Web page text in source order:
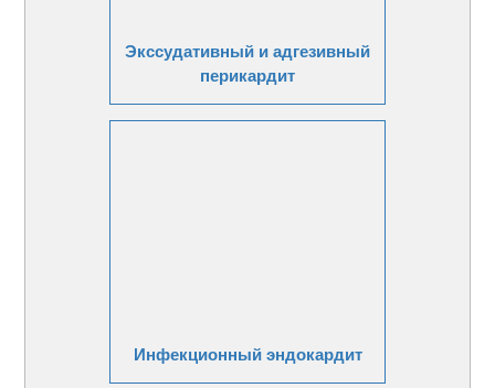
Экссудативный и адгезивный
перикардит
Инфекционный эндокардит